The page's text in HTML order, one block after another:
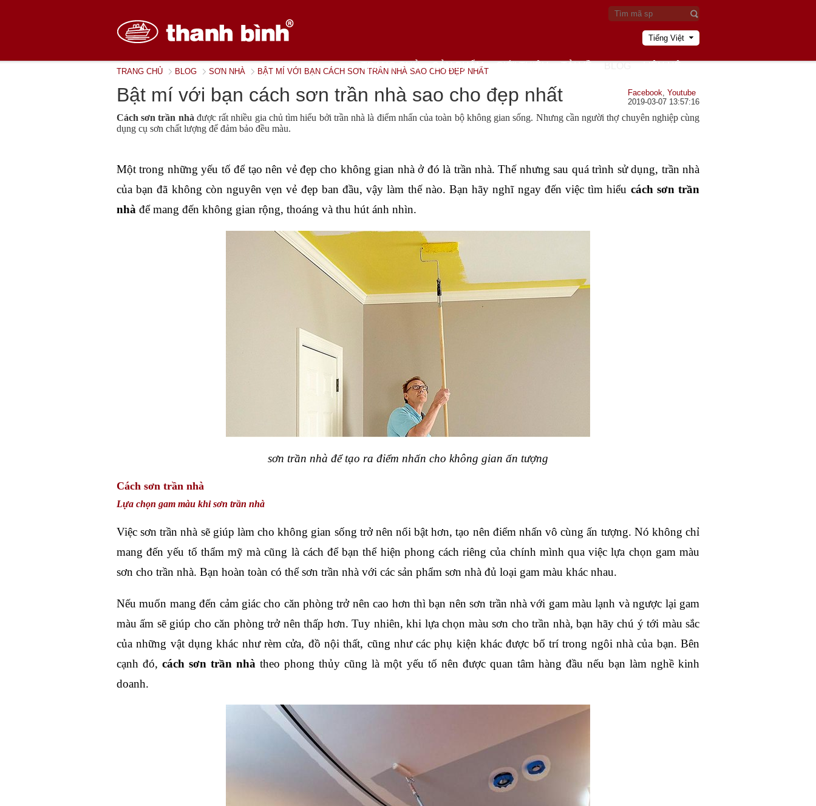
Tiếng Việt
TRANG CHỦ SẢN PHẨM
TRANG CHỦ BLOG SƠN NHÀ BẬT MÍ VỚI BẠN CÁCH SƠN TRẦN NHÀ SAO CHO ĐẸP NHẤT
Facebook, Youtube
2019-03-07 13:57:16
Bật mí với bạn cách sơn trần nhà sao cho đẹp nhất
Cách sơn trần nhà được rất nhiều gia chủ tìm hiểu bởi trần nhà là điểm nhấn của toàn bộ không gian sống. Nhưng cần người thợ chuyên nghiệp cùng
dụng cụ sơn chất lượng để đảm bảo đều màu.
Một trong những yếu tố để tạo nên vẻ đẹp cho không gian nhà ở đó là trần nhà. Thế nhưng sau quá trình sử dụng, trần nhà
của bạn đã không còn nguyên vẹn vẻ đẹp ban đầu, vậy làm thế nào. Bạn hãy nghĩ ngay đến việc tìm hiểu cách sơn trần
nhà để mang đến không gian rộng, thoáng và thu hút ánh nhìn.
sơn trần nhà để tạo ra điểm nhấn cho không gian ấn tượng
Cách sơn trần nhà
Lựa chọn gam màu khi sơn trần nhà
Việc sơn trần nhà sẽ giúp làm cho không gian sống trở nên nổi bật hơn, tạo nên điểm nhấn vô cùng ấn tượng. Nó không chỉ
mang đến yếu tố thẩm mỹ mà cũng là cách để bạn thể hiện phong cách riêng của chính mình qua việc lựa chọn gam màu
sơn cho trần nhà. Bạn hoàn toàn có thể sơn trần nhà với các sản phẩm sơn nhà đủ loại gam màu khác nhau.
Nếu muốn mang đến cảm giác cho căn phòng trở nên cao hơn thì bạn nên sơn trần nhà với gam màu lạnh và ngược lại gam
màu ấm sẽ giúp cho căn phòng trở nên thấp hơn. Tuy nhiên, khi lựa chọn màu sơn cho trần nhà, bạn hãy chú ý tới màu sắc
của những vật dụng khác như rèm cửa, đồ nội thất, cũng như các phụ kiện khác được bố trí trong ngôi nhà của bạn. Bên
cạnh đó, cách sơn trần nhà theo phong thủy cũng là một yếu tố nên được quan tâm hàng đầu nếu bạn làm nghề kinh
doanh.